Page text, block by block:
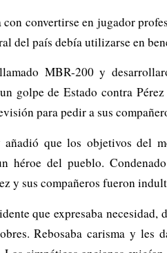
convertirse en jugador
del país debía utilizarse en
MBR-200 y
golpe de Estado contra
para pedir a sus
que los objetivos del
del pueblo.
y sus compañeros fueron
que expresaba
Rebosaba carisma y les